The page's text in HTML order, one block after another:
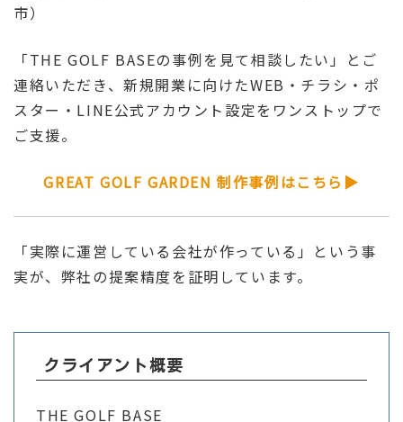
市）
「THE GOLF BASEの事例を見て相談したい」とご
連絡いただき、新規開業に向けたWEB・チラシ・ポ
スター・LINE公式アカウント設定をワンストップで
ご支援。
GREAT GOLF GARDEN 制作事例はこちら▶
「実際に運営している会社が作っている」という事
実が、弊社の提案精度を証明しています。
クライアント概要
THE GOLF BASE